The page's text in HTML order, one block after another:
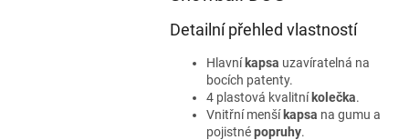
Detailní přehled vlastností
Hlavní kapsa uzavíratelná na
bocích patenty.
4 plastová kvalitní kolečka.
Vnitřní menší kapsa na gumu a
pojistnépopruhy.